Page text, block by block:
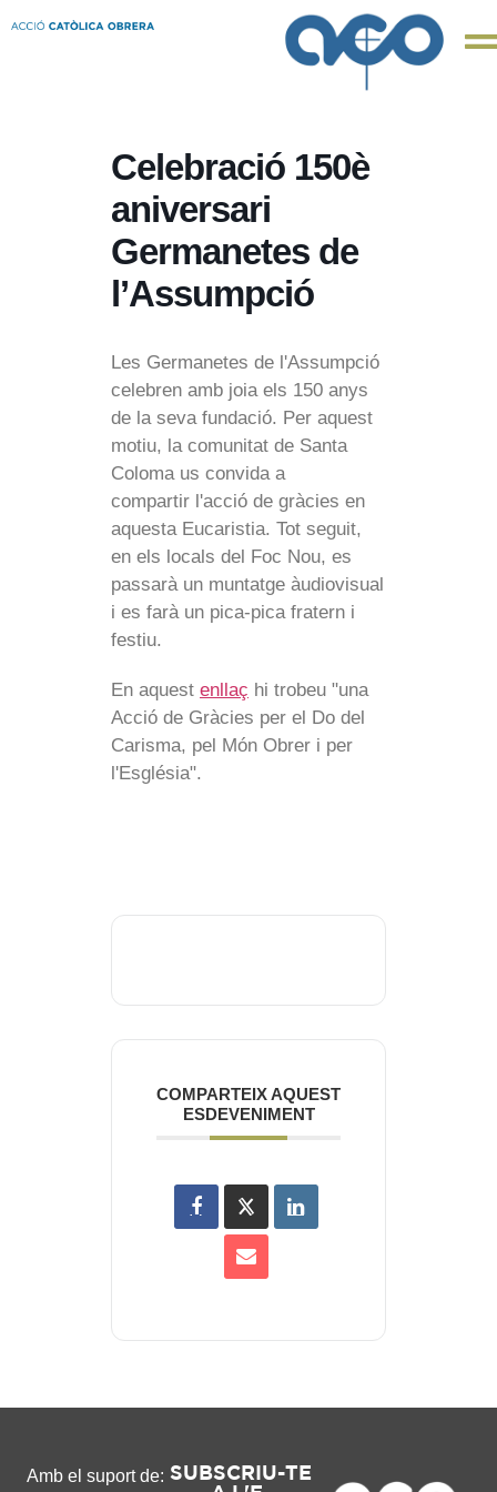
Celebració 150è
aniversari
Germanetes de
l’Assumpció
Les Germanetes de l'Assumpció
celebren amb joia els 150 anys
de la seva fundació. Per aquest
motiu, la comunitat de Santa
Coloma us convida a
compartir l'acció de gràcies en
aquesta Eucaristia. Tot seguit,
en els locals del Foc Nou, es
passarà un muntatge àudiovisual
i es farà un pica-pica fratern i
festiu.
En aquest enllaç hi trobeu "una
Acció de Gràcies per el Do del
Carisma, pel Món Obrer i per
l'Església".
COMPARTEIX AQUEST
ESDEVENIMENT
Amb el suport de: SUBSCRIU-TE